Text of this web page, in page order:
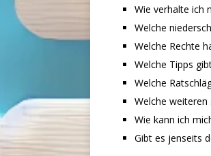
Wie verhalte ich
Welche
Welche Rechte
Welche Tipps
Welche
Welche
Wie kann ich
Gibt es jenseits